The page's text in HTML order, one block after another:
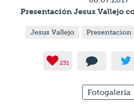
Presentación Jesus Vallejo
Jesus Vallejo Presentacion
231
Fotogalería